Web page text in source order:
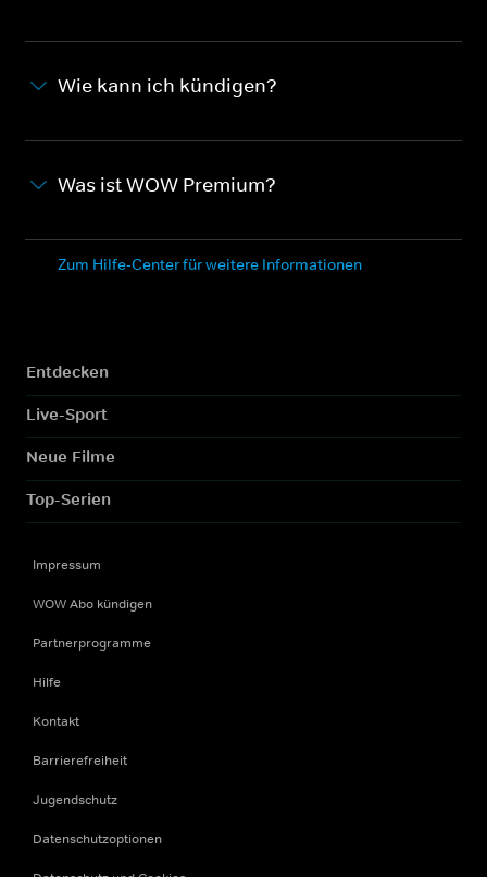
Wie kann ich kündigen?
Was ist WOW Premium?
Zum Hilfe-Center für weitere Informationen
Entdecken
Live-Sport
Neue Filme
Top-Serien
Impressum
WOW Abo kündigen
Partnerprogramme
Hilfe
Kontakt
Barrierefreiheit
Jugendschutz
Datenschutzoptionen